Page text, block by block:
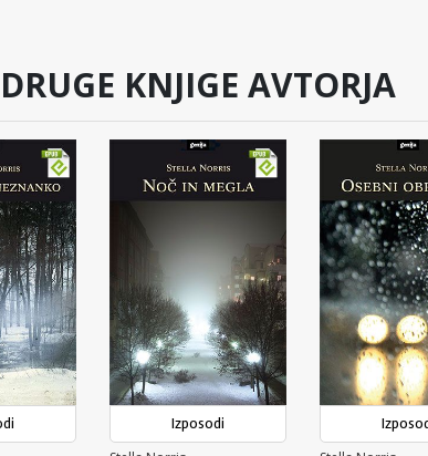
DRUGE KNJIGE AVTORJA
Izposodi